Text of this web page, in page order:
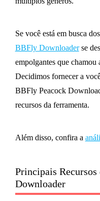
Se você está em busca
BBFly Downloaderse
empolgantes que chamou
Decidimos fornecer a
BBFly Peacock
recursos da ferramenta.
Além disso, confira a
Principais Recursos
Downloader